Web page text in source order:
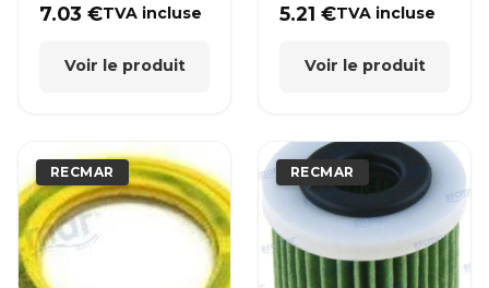
7.03€TVA incluse
Voir le produit
5.21€TVA incluse
Voir le produit
RECMAR RECMAR